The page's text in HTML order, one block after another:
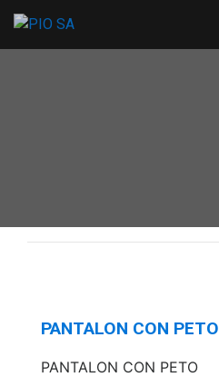
PANTALON CON PETO
PANTALON CON PETO